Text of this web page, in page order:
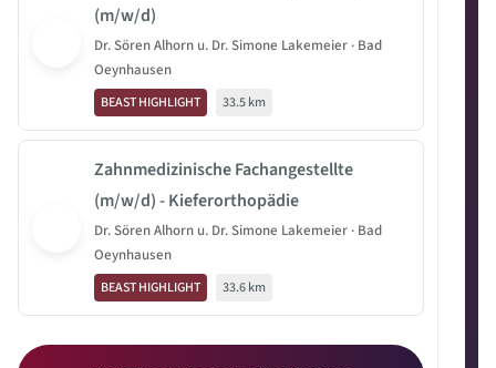
(m/w/d)
Dr. Sören Alhorn u. Dr. Simone Lakemeier · Bad
Oeynhausen
BEAST HIGHLIGHT 33.5 km
Zahnmedizinische Fachangestellte
(m/w/d) - Kieferorthopädie
Dr. Sören Alhorn u. Dr. Simone Lakemeier · Bad
Oeynhausen
BEAST HIGHLIGHT 33.6 km